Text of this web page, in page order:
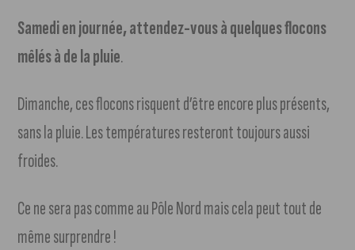
Samedi en journée, attendez-vous à quelques flocons
mêlés à de la pluie.
Dimanche, ces flocons risquent d’être encore plus présents,
sans la pluie. Les températures resteront toujours aussi
froides.
Ce ne sera pas comme au Pôle Nord mais cela peut tout de
même surprendre !